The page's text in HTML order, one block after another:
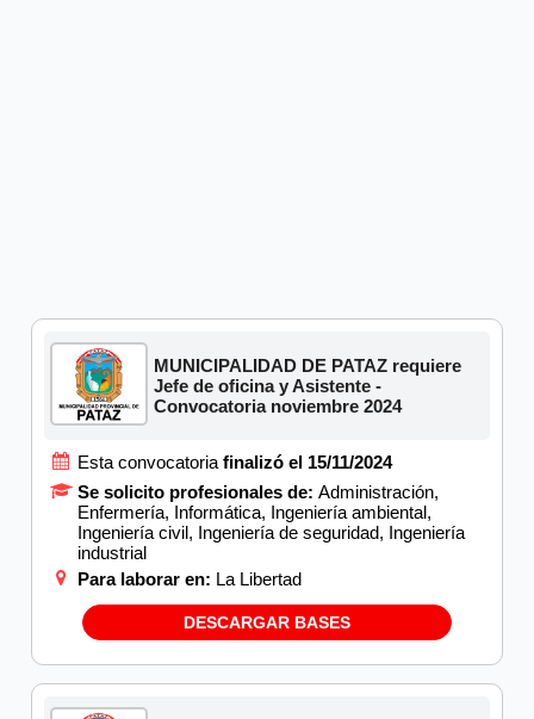
MUNICIPALIDAD DE PATAZ requiere
Jefe de oficina y Asistente -
Convocatoria noviembre 2024
Esta convocatoria finalizó el 15/11/2024
Se solicito profesionales de: Administración,
Enfermería, Informática, Ingeniería ambiental,
Ingeniería civil, Ingeniería de seguridad, Ingeniería
industrial
Para laborar en: La Libertad
DESCARGAR BASES